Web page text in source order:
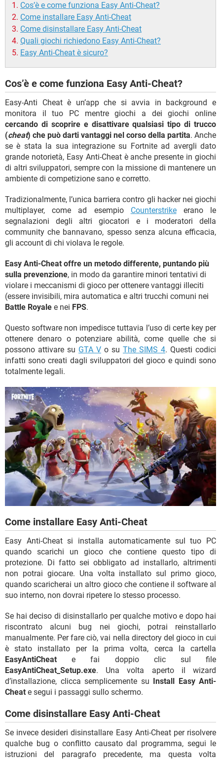
Cos’è e come funziona Easy Anti-Cheat?
Come installare Easy Anti-Cheat
Come disinstallare Easy Anti-Cheat
Quali giochi richiedono Easy Anti-Cheat?
Easy Anti-Cheat è sicuro?
Cos’è e come funziona Easy Anti-Cheat?
Easy-Anti Cheat è un’app che si avvia in background e
monitora il tuo PC mentre giochi a dei giochi online
cercando di scoprire e disattivare qualsiasi tipo di trucco
(cheat) che può darti vantaggi nel corso della partita. Anche
se è stata la sua integrazione su Fortnite ad avergli dato
grande notorietà, Easy Anti-Cheat è anche presente in giochi
di altri sviluppatori, sempre con la missione di mantenere un
ambiente di competizione sano e corretto.
Tradizionalmente, l’unica barriera contro gli hacker nei giochi
multiplayer, come ad esempio Counterstrikeerano le
segnalazioni degli altri giocatori e i moderatori della
community che bannavano, spesso senza alcuna efficacia,
gli account di chi violava le regole.
Easy Anti-Cheat offre un metodo differente, puntando più
sulla prevenzione, in modo da garantire minori tentativi di
violare i meccanismi di gioco per ottenere vantaggi illeciti
(essere invisibili, mira automatica e altri trucchi comuni nei
Battle Royale e nei FPS.
Questo software non impedisce tuttavia l’uso di certe key per
ottenere denaro o potenziare abilità, come quelle che si
possono attivare su GTA V o su The SIMS 4. Questi codici
infatti sono creati dagli sviluppatori del gioco e quindi sono
totalmente legali.
Come installare Easy Anti-Cheat
Easy Anti-Cheat si installa automaticamente sul tuo PC
quando scarichi un gioco che contiene questo tipo di
protezione. Di fatto sei obbligato ad installarlo, altrimenti
non potrai giocare. Una volta installato sul primo gioco,
quando scaricherai un altro gioco che contiene il software al
suo interno, non dovrai ripetere lo stesso processo.
Se hai deciso di disinstallarlo per qualche motivo e dopo hai
riscontrato alcuni bug nei giochi, potrai reinstallarlo
manualmente. Per fare ciò, vai nella directory del gioco in cui
è stato installato per la prima volta, cerca la cartella
EasyAntiCheat e fai doppio clic sul file
EasyAntiCheat_Setup.exe. Una volta aperto il wizard
d’installazione, clicca semplicemente su Install Easy Anti-
Cheat e segui i passaggi sullo schermo.
Come disinstallare Easy Anti-Cheat
Se invece desideri disinstallare Easy Anti-Cheat per risolvere
qualche bug o conflitto causato dal programma, segui le
istruzioni del paragrafo precedente, ma questa volta